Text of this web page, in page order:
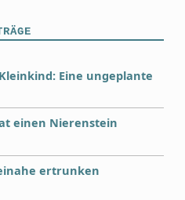
Eine ungeplante
einen Nierenstein
ertrunken